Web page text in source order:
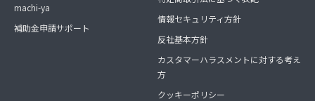
machi-ya
補助金申請サポート
情報セキュリティ方針
反社基本方針
カスタマーハラスメントに対する考え
方
クッキーポリシー